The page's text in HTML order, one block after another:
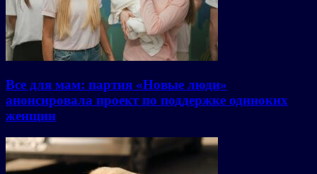
Все для мам: партия «Новые люди»
анонсировала проект по поддержке одиноких
женщин